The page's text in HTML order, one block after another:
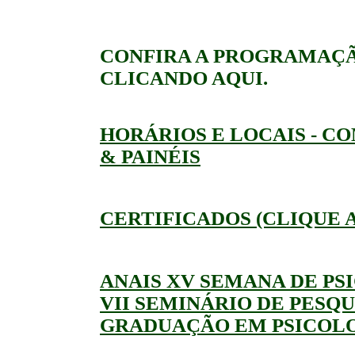
CONFIRA A
CLICANDO AQUI.
HORÁRIOS E LOCAIS -
& PAINÉIS
CERTIFICADOS (CLIQUE
ANAIS XV SEMANA DE
VII SEMINÁRIO DE
GRADUAÇÃO EM